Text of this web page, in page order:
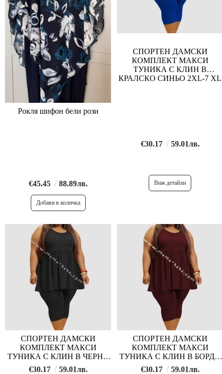
Рокля шифон бели рози
€45.45 88.89лв.
СПОРТЕН ДАМСКИ
КОМПЛЕКТ МАКСИ
ТУНИКА С КЛИН В
КРАЛСКО СИНЬО 2XL-7 XL
€30.17 59.01лв.
Виж детайли
СПОРТЕН ДАМСКИ
КОМПЛЕКТ МАКСИ
ТУНИКА С КЛИН В ЧЕРНО
2XL-7 XL
€30.17 59.01лв.
СПОРТЕН ДАМСКИ
КОМПЛЕКТ МАКСИ
ТУНИКА С КЛИН В БОРДО
2XL-7 XL
€30.17 59.01лв.